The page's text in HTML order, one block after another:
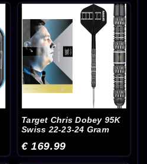
Target Chris Dobey 95K
Swiss 22-23-24 Gram
€ 169.99